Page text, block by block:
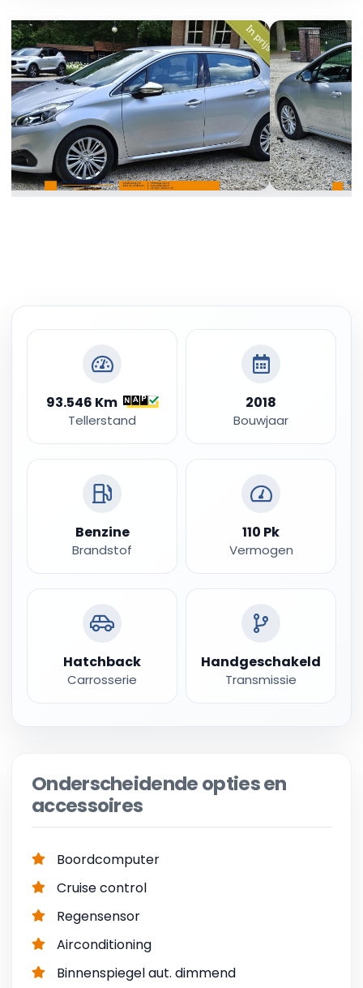
93.546 Km
Tellerstand
2018
Bouwjaar
Benzine
Brandstof
110 Pk
Vermogen
Hatchback
Carrosserie
Handgeschakeld
Transmissie
Onderscheidende opties en
accessoires
Boordcomputer
Cruise control
Regensensor
Airconditioning
Binnenspiegel aut. dimmend